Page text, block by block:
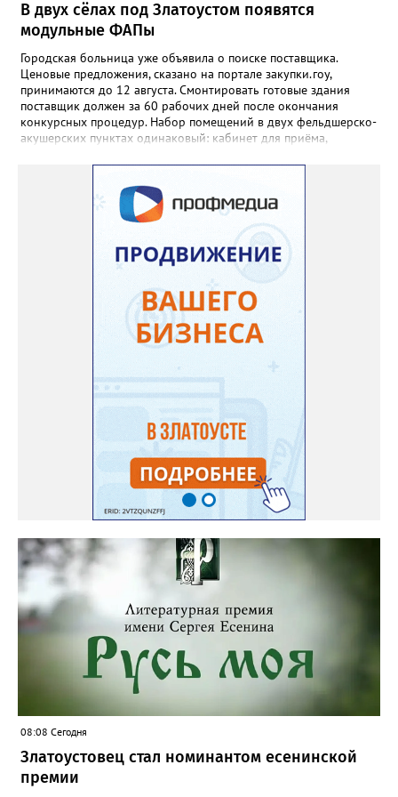
В двух сёлах под Златоустом появятся
модульные ФАПы
Городская больница уже объявила о поиске поставщика.
Ценовые предложения, сказано на портале закупки.гоу,
принимаются до 12 августа. Смонтировать готовые здания
поставщик должен за 60 рабочих дней после окончания
конкурсных процедур. Набор помещений в двух фельдшерско-
акушерских пунктах одинаковый: кабинет для приёма,
также комната для хранения лекарственных препаратов и
другие вспомогательные. В Веселовке новый ФАП
расположится на участке №58 по улице Ленина, в Кувашах –
08:08 Сегодня
Златоустовец стал номинантом есенинской
премии